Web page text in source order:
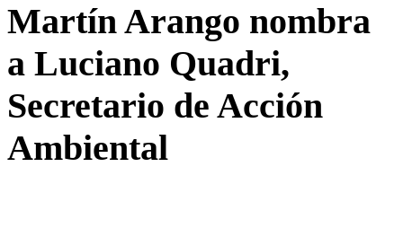
Martín Arango nombra
a Luciano Quadri,
Secretario de Acción
Ambiental